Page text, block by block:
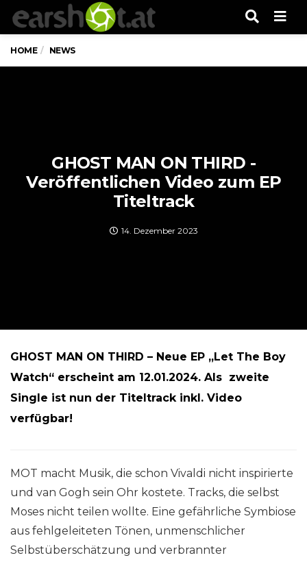
HOME NEWS
GHOST MAN ON THIRD -
Veröffentlichen Video zum EP
Titeltrack
14. Dezember 2023
GHOST MAN ON THIRD – Neue EP „Let The Boy
Watch“ erscheint am 12.01.2024. Als zweite
Single ist nun der Titeltrack inkl. Video
verfügbar!
MOT macht Musik, die schon Vivaldi nicht inspirierte
und van Gogh sein Ohr kostete. Tracks, die selbst
Moses nicht teilen wollte. Eine gefährliche Symbiose
aus fehlgeleiteten Tönen, unmenschlicher
Selbstüberschätzung und verbrannter